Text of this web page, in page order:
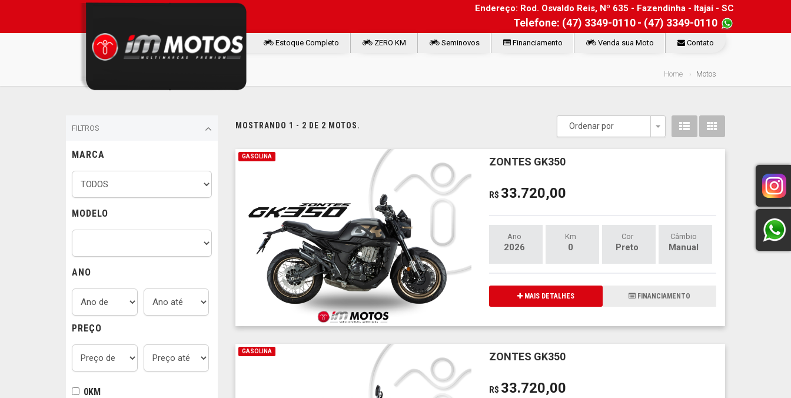
Endereço: Rod. Osvaldo Reis, Nº 635 - Fazendinha - Itajaí - SC
Telefone: (47) 3349-0110- (47) 3349-0110
Estoque Completo ZERO KM Seminovos Financiamento Venda sua Moto Contato
Home Motos
FILTROS
MARCA
MODELO
ANO
PREÇO
0KM
MOSTRANDO 1 - 2 DE 2 MOTOS. Ordenar por
Toggle Dropdown
GASOLINA ZONTES GK350
R$ 33.720,00
Ano
2026
Km
0
Cor
Preto
Câmbio
Manual
MAIS DETALHES FINANCIAMENTO
GASOLINA ZONTES GK350
R$ 33.720,00